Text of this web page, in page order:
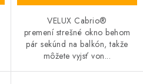
VELUX Cabrio®
premení strešné okno behom
pár sekúnd na balkón, takže
môžete vyjsť von...